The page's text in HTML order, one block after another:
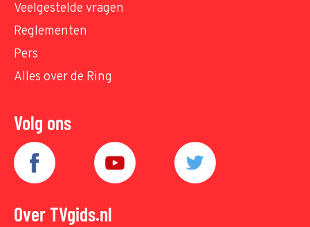
Veelgestelde vragen
Reglementen
Pers
Alles over de Ring
Volg ons
Over TVgids.nl